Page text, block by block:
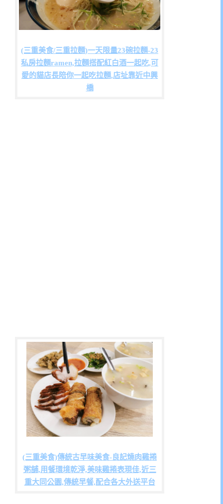
(三重美食/三重拉麵)一天限量23碗拉麵-23
私房拉麵ramen,拉麵搭配紅白酒一起吃,可
愛的貓店長陪你一起吃拉麵,店址靠近中興
橋
(三重美食)傳統古早味美食-良記燒肉雞捲
粥舖,用餐環境乾淨,美味雞捲表現佳,近三
重大同公園,傳統早餐,配合各大外送平台